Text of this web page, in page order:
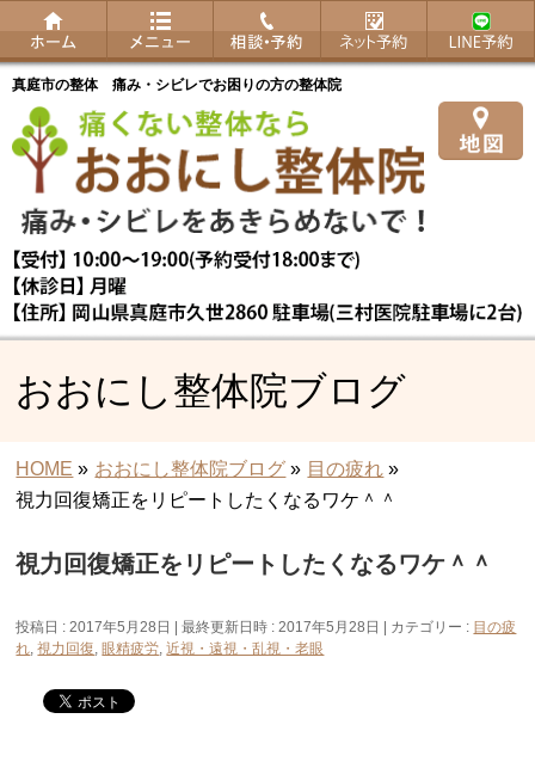
真庭市の整体 痛み・シビレでお困りの方の整体院
おおにし整体院ブログ
HOME » おおにし整体院ブログ » 目の疲れ »
視力回復矯正をリピートしたくなるワケ＾＾
視力回復矯正をリピートしたくなるワケ＾＾
投稿日 : 2017年5月28日 最終更新日時 : 2017年5月28日 カテゴリー : 目の疲
れ,視力回復, 眼精疲労,近視・遠視・乱視・老眼